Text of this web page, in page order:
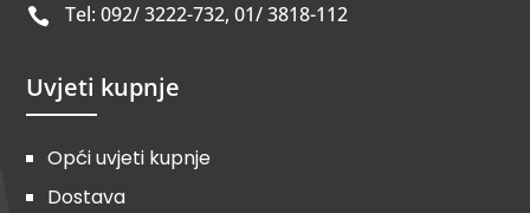
 Tel: 092/ 3222-732, 01/ 3818-112
Uvjeti kupnje
Opći uvjeti kupnje
Dostava